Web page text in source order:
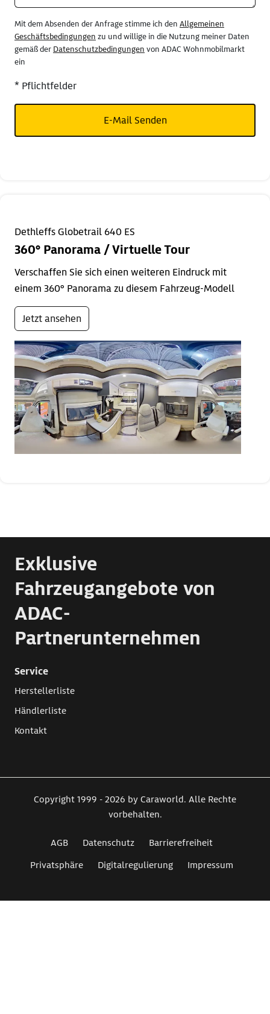
Mit dem Absenden der Anfrage stimme ich den Allgemeinen
Geschäftsbedingungen zu und willige in die Nutzung meiner Daten
gemäß der Datenschutzbedingungen von ADAC Wohnmobilmarkt
ein
* Pflichtfelder
E-Mail Senden
Dethleffs Globetrail 640 ES
360° Panorama / Virtuelle Tour
Verschaffen Sie sich einen weiteren Eindruck mit
einem 360° Panorama zu diesem Fahrzeug-Modell
Jetzt ansehen
Exklusive
Fahrzeugangebote von
ADAC-
Partnerunternehmen
Service
Herstellerliste
Händlerliste
Kontakt
Copyright 1999 - 2026 by Caraworld. Alle Rechte
vorbehalten.
AGB Datenschutz
Barrierefreiheit
Privatsphäre
Digitalregulierung Impressum